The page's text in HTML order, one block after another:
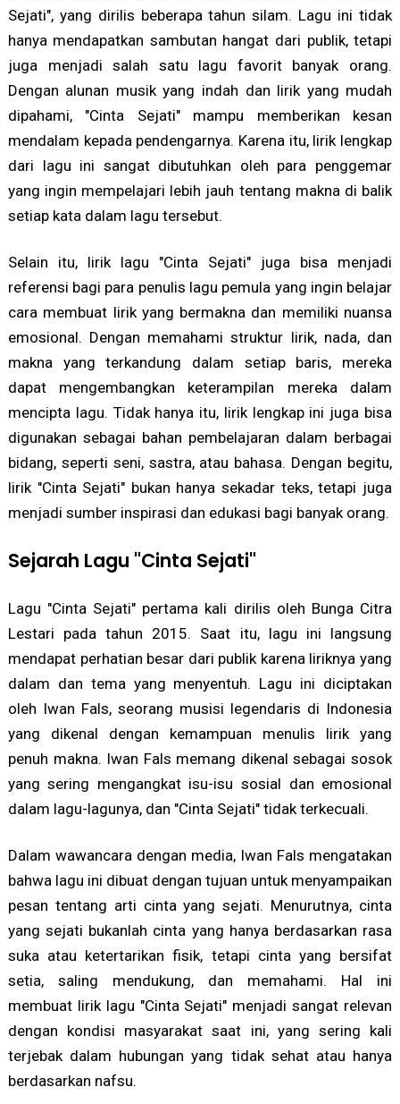
Sejati", yang dirilis beberapa tahun silam. Lagu ini tidak
hanya mendapatkan sambutan hangat dari publik, tetapi
juga menjadi salah satu lagu favorit banyak orang.
Dengan alunan musik yang indah dan lirik yang mudah
dipahami, "Cinta Sejati" mampu memberikan kesan
mendalam kepada pendengarnya. Karena itu, lirik lengkap
dari lagu ini sangat dibutuhkan oleh para penggemar
yang ingin mempelajari lebih jauh tentang makna di balik
setiap kata dalam lagu tersebut.
Selain itu, lirik lagu "Cinta Sejati" juga bisa menjadi
referensi bagi para penulis lagu pemula yang ingin belajar
cara membuat lirik yang bermakna dan memiliki nuansa
emosional. Dengan memahami struktur lirik, nada, dan
makna yang terkandung dalam setiap baris, mereka
dapat mengembangkan keterampilan mereka dalam
mencipta lagu. Tidak hanya itu, lirik lengkap ini juga bisa
digunakan sebagai bahan pembelajaran dalam berbagai
bidang, seperti seni, sastra, atau bahasa. Dengan begitu,
lirik "Cinta Sejati" bukan hanya sekadar teks, tetapi juga
menjadi sumber inspirasi dan edukasi bagi banyak orang.
Sejarah Lagu "Cinta Sejati"
Lagu "Cinta Sejati" pertama kali dirilis oleh Bunga Citra
Lestari pada tahun 2015. Saat itu, lagu ini langsung
mendapat perhatian besar dari publik karena liriknya yang
dalam dan tema yang menyentuh. Lagu ini diciptakan
oleh Iwan Fals, seorang musisi legendaris di Indonesia
yang dikenal dengan kemampuan menulis lirik yang
penuh makna. Iwan Fals memang dikenal sebagai sosok
yang sering mengangkat isu-isu sosial dan emosional
dalam lagu-lagunya, dan "Cinta Sejati" tidak terkecuali.
Dalam wawancara dengan media, Iwan Fals mengatakan
bahwa lagu ini dibuat dengan tujuan untuk menyampaikan
pesan tentang arti cinta yang sejati. Menurutnya, cinta
yang sejati bukanlah cinta yang hanya berdasarkan rasa
suka atau ketertarikan fisik, tetapi cinta yang bersifat
setia, saling mendukung, dan memahami. Hal ini
membuat lirik lagu "Cinta Sejati" menjadi sangat relevan
dengan kondisi masyarakat saat ini, yang sering kali
terjebak dalam hubungan yang tidak sehat atau hanya
berdasarkan nafsu.